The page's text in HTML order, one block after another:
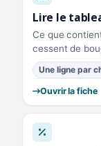
Lire le
Ce que
cessent de
Une ligne par
Ouvrir la fiche